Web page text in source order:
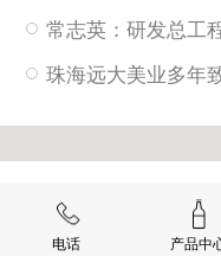
常志英：研发总工
珠海远大美业多年
电话 产品中